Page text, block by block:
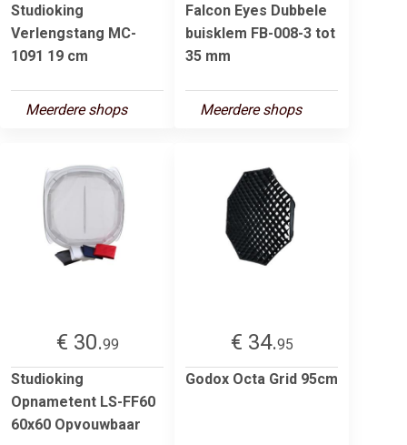
Studioking
Verlengstang MC-
1091 19 cm
Meerdere shops
Falcon Eyes Dubbele
buisklem FB-008-3 tot
35 mm
Meerdere shops
€ 30.99
Studioking
Opnametent LS-FF60
60x60 Opvouwbaar
€ 34.95
Godox Octa Grid 95cm